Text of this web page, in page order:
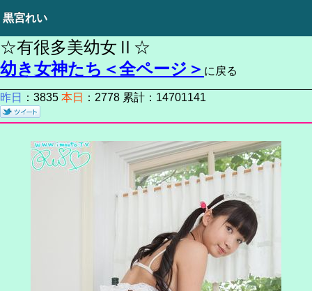
黒宮れい
☆有很多美幼女Ⅱ☆
幼き女神たち＜全ページ＞ に戻る
昨日 ：3835 本日 ：2778 累計：14701141